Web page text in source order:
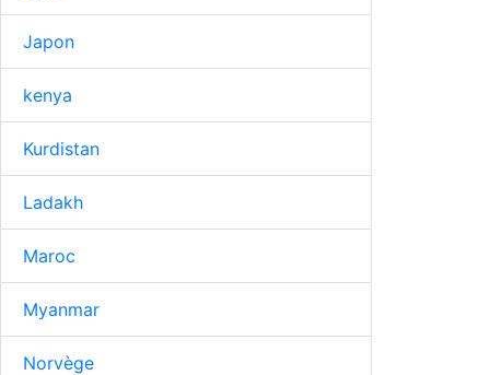
Japon
kenya
Kurdistan
Ladakh
Maroc
Myanmar
Norvège